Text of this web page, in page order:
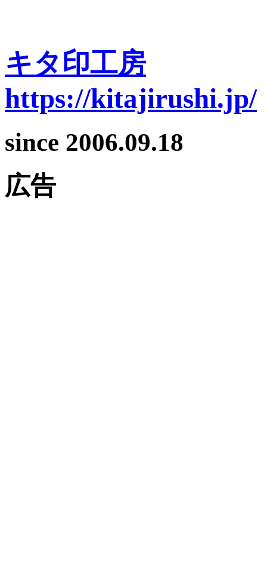
キタ印工房
https://kitajirushi.jp/
since 2006.09.18
広告